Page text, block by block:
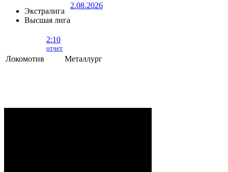
Экстралига
Высшая лига
2.08.2026
2:10
отчет
Локомотив Металлург